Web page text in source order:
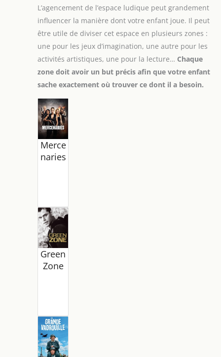
L’agencement de l’espace ludique peut grandement
influencer la manière dont votre enfant joue. Il peut
être utile de diviser cet espace en plusieurs zones :
une pour les jeux d’imagination, une autre pour les
activités artistiques, une pour la lecture… Chaque
zone doit avoir un but précis afin que votre enfant
sache exactement où trouver ce dont il a besoin.
Merce
naries
Green
Zone